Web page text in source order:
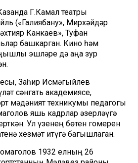
Г.Камал театры
(«Галиябану», Мирхәйдәр
Канкаев», Туфан
башкарган. Кино һәм
эшләре дә аңа зур
Заһир Исмәгыйлев
сәнгать академиясе,
мәдәният техникумы педагогы
яшь кадрлар әзерләүгә
Ул үзенең бөтен гомерен
хезмәт итүгә багышлаган.
1932 елның 26